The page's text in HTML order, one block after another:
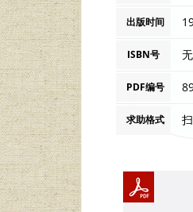
出版时间
ISBN号
PDF编号
求助格式